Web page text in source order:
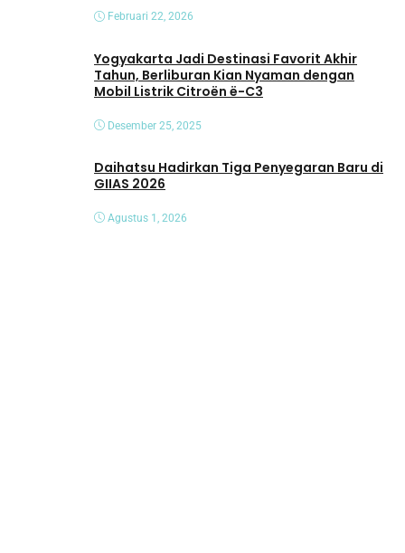
Februari 22, 2026
Yogyakarta Jadi Destinasi Favorit Akhir
Tahun, Berliburan Kian Nyaman dengan
Mobil Listrik Citroën ë-C3
Desember 25, 2025
Daihatsu Hadirkan Tiga Penyegaran Baru di
GIIAS 2026
Agustus 1, 2026